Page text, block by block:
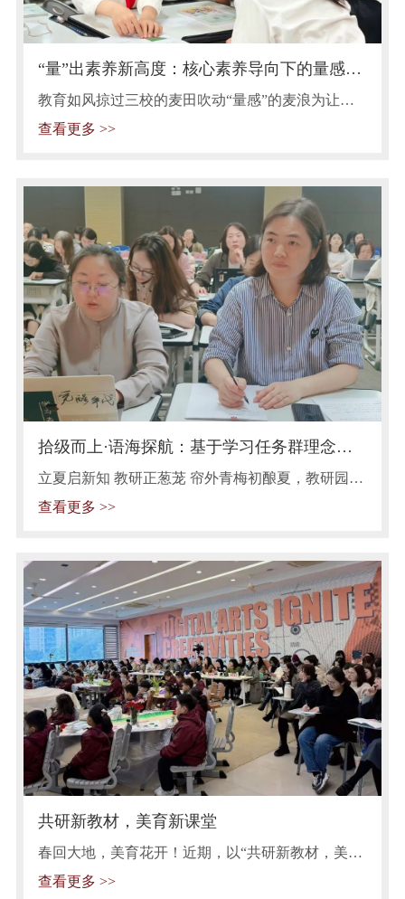
“量”出素养新高度：核心素养导向下的量感培
育专题研讨
教育如风掠过三校的麦田吹动“量感”的麦浪为让数
学核心素养真正落地探索 “量感” 培育在小学数学教
学中的有效路径5月上旬，苏州市实验小学教育集团
彩的课堂展示。苏州相城实验小学的陈星星老师和
苏州市实验小学校的王莉老师先后执教《认识周
长》，她们通过丰富多样
查看更多 >>
拾级而上·语海探航：基于学习任务群理念的
单元整组教学实验研究
立夏启新知 教研正葱茏 帘外青梅初酿夏，教研园里
绿意浓。当第一缕蝉鸣叩响五月的门扉，苏州市实
验小学语文教研组携着立夏的蓬勃生机，开展了基
下教学评一体化的实施路径，切实推动学生核心素
养的发展。 寻真中启道 践知中破云
查看更多 >>
共研新教材，美育新课堂
春回大地，美育花开！近期，以“共研新教材，美育
新课堂”为主题的苏州小学美术教学研讨活动在苏州
市实验小学校举行。来自苏州市学士中心小学的韩
查看更多 >>